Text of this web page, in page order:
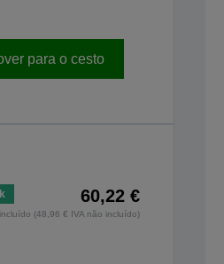
para o cesto
60,22 €
(48,96 € IVA não incluído)